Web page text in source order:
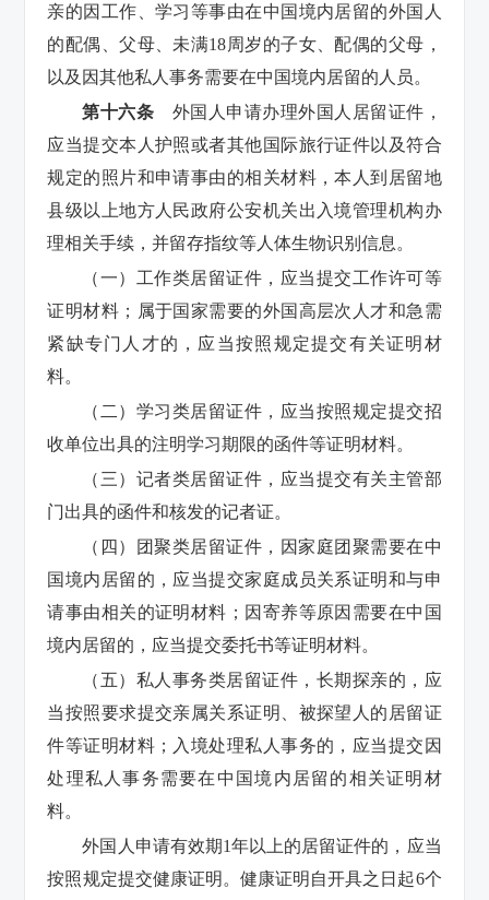
亲的因工作、学习等事由在中国境内居留的外国人
的配偶、父母、未满18周岁的子女、配偶的父母，
以及因其他私人事务需要在中国境内居留的人员。
第十六条 外国人申请办理外国人居留证件，
应当提交本人护照或者其他国际旅行证件以及符合
规定的照片和申请事由的相关材料，本人到居留地
县级以上地方人民政府公安机关出入境管理机构办
理相关手续，并留存指纹等人体生物识别信息。
（一）工作类居留证件，应当提交工作许可等
证明材料；属于国家需要的外国高层次人才和急需
紧缺专门人才的，应当按照规定提交有关证明材
料。
（二）学习类居留证件，应当按照规定提交招
收单位出具的注明学习期限的函件等证明材料。
（三）记者类居留证件，应当提交有关主管部
门出具的函件和核发的记者证。
（四）团聚类居留证件，因家庭团聚需要在中
国境内居留的，应当提交家庭成员关系证明和与申
请事由相关的证明材料；因寄养等原因需要在中国
境内居留的，应当提交委托书等证明材料。
（五）私人事务类居留证件，长期探亲的，应
当按照要求提交亲属关系证明、被探望人的居留证
件等证明材料；入境处理私人事务的，应当提交因
处理私人事务需要在中国境内居留的相关证明材
料。
外国人申请有效期1年以上的居留证件的，应当
按照规定提交健康证明。健康证明自开具之日起6个